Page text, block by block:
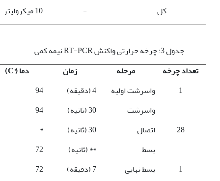
کل
- 10 میکرولیتر
جدول 3: چرخه حرارتی واکنش RT-PCR نیمه کمی
تعداد چرخه
مرحله زمان دما (°
C
)
1
واسرشت اولیه 4 (دقیقه)
94
واسرشت
30 (ثانیه)
94
28
اتصال 30 (ثانیه)
*
بسط
** (ثانیه)
72
1
بسط نهایی 7 (دقیقه)
72